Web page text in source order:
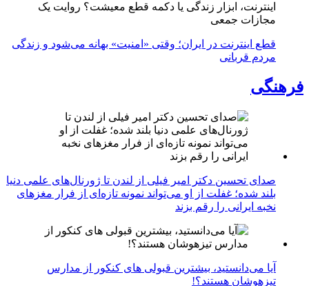
اینترنت، ابزار زندگی یا دکمه قطع معیشت؟ روایت یک
مجازات جمعی
قطع اینترنت در ایران؛ وقتی «امنیت» بهانه می‌شود و زندگی
مردم قربانی
فرهنگی
صدای تحسین دکتر امیر فیلی از لندن تا ژورنال‌های علمی دنیا
بلند شده؛ غفلت از او می‌تواند نمونه تازه‌ای از فرار مغزهای
نخبه ایرانی را رقم بزند
آیا می‌دانستید، بیشترین قبولی های کنکور از مدارس
تیزهوشان هستند؟!